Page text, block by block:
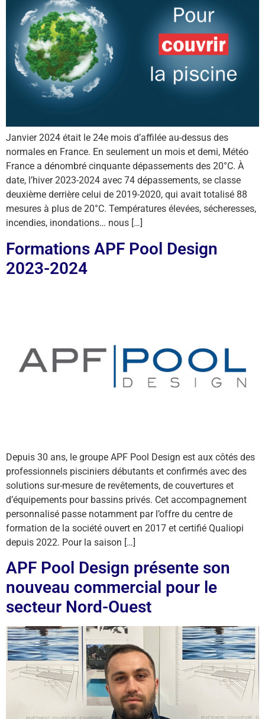
Janvier 2024 était le 24e mois d’affilée au-dessus des
normales en France. En seulement un mois et demi, Météo
France a dénombré cinquante dépassements des 20°C. À
date, l’hiver 2023-2024 avec 74 dépassements, se classe
deuxième derrière celui de 2019-2020, qui avait totalisé 88
mesures à plus de 20°C. Températures élevées, sécheresses,
incendies, inondations… nous […]
Formations APF Pool Design
2023-2024
Depuis 30 ans, le groupe APF Pool Design est aux côtés des
professionnels pisciniers débutants et confirmés avec des
solutions sur-mesure de revêtements, de couvertures et
d’équipements pour bassins privés. Cet accompagnement
personnalisé passe notamment par l’offre du centre de
formation de la société ouvert en 2017 et certifié Qualiopi
depuis 2022. Pour la saison […]
APF Pool Design présente son
nouveau commercial pour le
secteur Nord-Ouest